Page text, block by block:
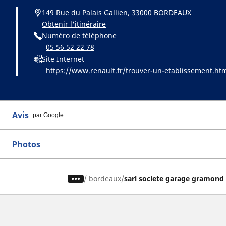
149 Rue du Palais Gallien, 33000 BORDEAUX
Obtenir l'itinéraire
Numéro de téléphone
05 56 52 22 78
Site Internet
https://www.renault.fr/trouver-un-
Avis par Google
Photos
/ bordeaux sarl societe garage gramond